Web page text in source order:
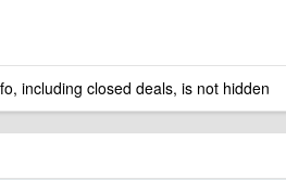
including closed deals, is not hidden